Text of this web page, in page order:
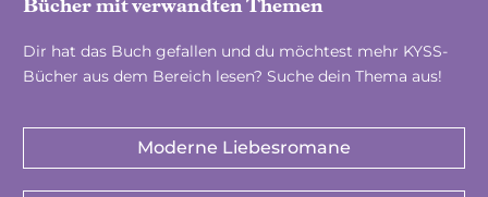
Bücher mit verwandten Themen
Dir hat das Buch gefallen und du möchtest mehr KYSS-
Bücher aus dem Bereich lesen? Suche dein Thema aus!
Moderne Liebesromane